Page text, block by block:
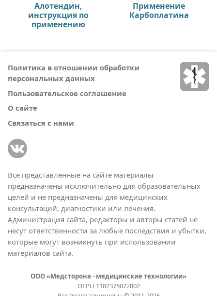
Алотендин,
инструкция по
применению
Применение
Карбоплатина
Политика в отношении обработки
персональных данных
Пользовательское соглашение
О сайте
Связаться с нами
Все представленные на сайте материалы
предназначены исключительно для образовательных
целей и не предназначены для медицинских
консультаций, диагностики или лечения.
Администрация сайта, редакторы и авторы статей не
несут ответственности за любые последствия и убытки,
которые могут возникнуть при использовании
материалов сайта.
ООО «Медсторона - медицинские технологии»
ОГРН 1182375072802